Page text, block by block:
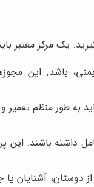
یک مرکز معتبر
باشد. این
به طور منظم تعمیر
داشته باشند. این
آشنایان یا